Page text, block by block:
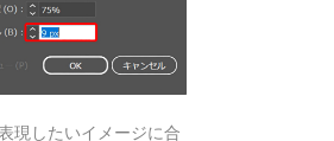
現したいイメージに合